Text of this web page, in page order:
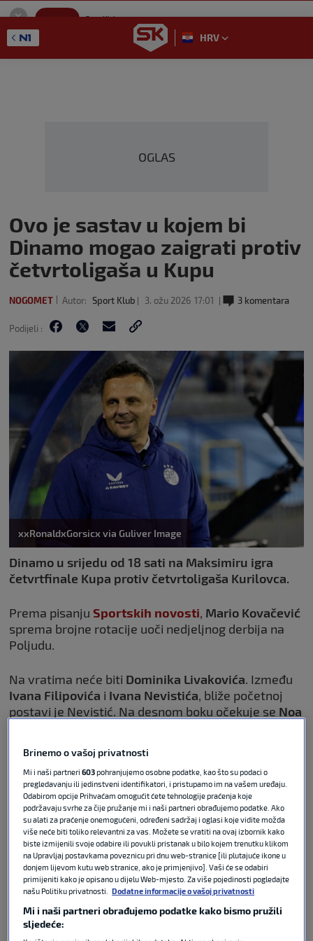
SportKlub
GET - On the Google Play
HRV
OGLAS
Ovo je sastav u kojem bi
Dinamo mogao zaigrati protiv
četvrtoligaša u Kupu
NOGOMET Autor: Sport Klub 3. ožu 2026 17:01 3 komentara
Podijeli :
xxRonaldxGorsicx via Guliver Image
Dinamo u srijedu od 18 sati na Maksimiru igra
četvrtfinale Kupa protiv četvrtoligaša Kurilovca.
Prema pisanju Sportskih novosti, Mario Kovačević
sprema brojne rotacije uoči nedjeljnog derbija na
Poljudu.
Na vratima neće biti Dominika Livakovića. Između
Ivana Filipovića i Ivana Nevistića, bliže početnoj
postavi je Nevistić. Na desnom boku očekuje se Noa
Kovačević potvrdio novu ozljedu u
momčadi i poručio: ‘Priključio sam
4 ili 5 juniora’
NOGOMET 03. ožu 2026 0
Nijemci: Dinamo je zainteresiran
Brinemo o vašoj privatnosti
Mi i naši partneri603pohranjujemo osobne podatke, kao što su podaci o
pregledavanju ili jedinstveni identifikatori, i pristupamo im na vašem uređaju.
Odabirom opcije Prihvaćam omogućit ćete tehnologije praćenja koje
podržavaju svrhe za čije pružanje mi i naši partneri obrađujemo podatke. Ako
su alati za praćenje onemogućeni, određeni sadržaj i oglasi koje vidite možda
više neće biti toliko relevantni za vas. Možete se vratiti na ovaj izbornik kako
biste izmijenili svoje odabire ili povukli pristanak u bilo kojem trenutku klikom
na Upravljaj postavkama poveznicu pri dnu web-stranice [ili plutajuće ikone u
donjem lijevom kutu web stranice, ako je primjenjivo]. Vaši će se odabiri
primijeniti kako je opisano u dijelu Web-mjesto. Za više pojedinosti pogledajte
našu Politiku privatnosti.
Dodatne informacije o vašoj privatnosti
Mi i naši partneri obrađujemo podatke kako bismo pružili
sljedeće: